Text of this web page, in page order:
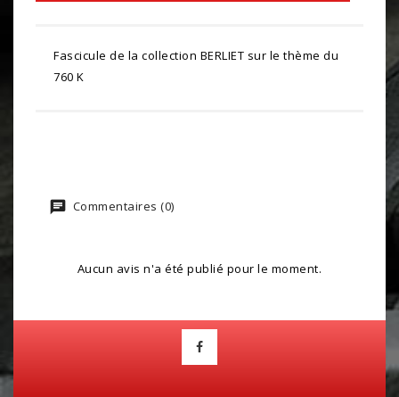
Fascicule de la collection BERLIET sur le thème du
760 K
Commentaires (0)
Aucun avis n'a été publié pour le moment.